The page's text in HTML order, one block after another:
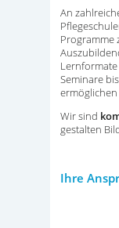
An
Seminare
ermöglichen
Wir sind
gestalten
Ihre